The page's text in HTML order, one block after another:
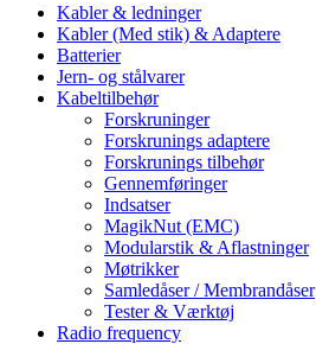
Kabler & ledninger
Kabler (Med stik) & Adaptere
Batterier
Jern- og stålvarer
Kabeltilbehør
Forskruninger
Forskrunings adaptere
Forskrunings tilbehør
Gennemføringer
Indsatser
MagikNut (EMC)
Modularstik & Aflastninger
Møtrikker
Samledåser / Membrandåser
Tester & Værktøj
Radio frequency